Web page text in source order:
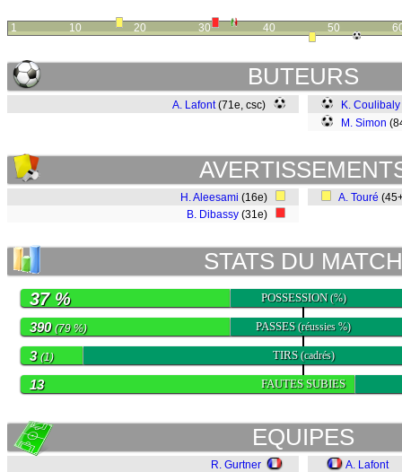
1 10 20 30 40 50
BUTEURS
A. Lafont(71e, csc) K. Coulibaly
M. Simon
H. Aleesami (16e)
B. Dibassy (31e)
A. Touré
STATS DU MATCH
POSSESSION(%)
37 %
PASSES(réussies %)
390(79 %)
TIRS(cadrés)
3(1)
FAUTES SUBIES
13
EQUIPES
R. Gurtner
A. Lafont